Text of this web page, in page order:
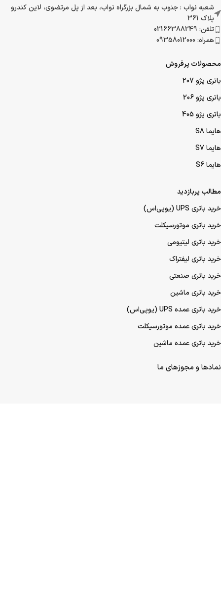
شعبه نواب : جنوب به شمال بزرگراه نواب، بعد از پل مرتضوی، لاین کندرو
پلاک 361
تلفن: 02166388249
همراه: 09358012000
محصولات پرفروش
باتری پژو 207
باتری پژو 206
باتری پژو 405
هایما S8
هایما S7
هایما S6
مطالب پربازدید
خرید باتری UPS (یو‌پی‌اس)
خرید باتری موتورسیکلت
خرید باتری لیتیومی
خرید باتری لیفتراک
خرید باتری صنعتی
خرید باتری ماشین
خرید باتری عمده UPS (یو‌پی‌اس)
خرید باتری عمده موتورسیکلت
خرید باتری عمده ماشین
نمادها و مجوزهای ما